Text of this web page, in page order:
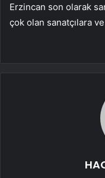
Erzincan son olarak
çok olan sanatçılara